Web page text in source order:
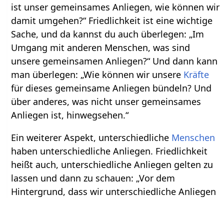
ist unser gemeinsames Anliegen, wie können wir
damit umgehen?“ Friedlichkeit ist eine wichtige
Sache, und da kannst du auch überlegen: „Im
Umgang mit anderen Menschen, was sind
unsere gemeinsamen Anliegen?“ Und dann kann
man überlegen: „Wie können wir unsere Kräfte
für dieses gemeinsame Anliegen bündeln? Und
über anderes, was nicht unser gemeinsames
Anliegen ist, hinwegsehen.“
Ein weiterer Aspekt, unterschiedliche Menschen
haben unterschiedliche Anliegen. Friedlichkeit
heißt auch, unterschiedliche Anliegen gelten zu
lassen und dann zu schauen: „Vor dem
Hintergrund, dass wir unterschiedliche Anliegen